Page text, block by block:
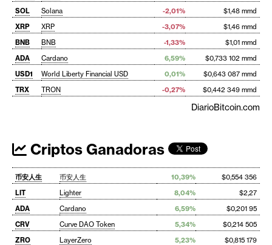
SOL
Solana -2,01%
$1,48 mmd
XRP
XRP -3,07%
$1,46 mmd
BNB
BNB -1,33%
$1,01 mmd
ADA
Cardano 6,59%
$0,733 102 mmd
USD1
World Liberty Financial USD 0,01%
$0,643 087 mmd
TRX
TRON -0,27% $0,442 349 mmd
DiarioBitcoin.com
Criptos Ganadoras
币安人生 币安人生 10,39%
$0,554 356
LIT
Lighter 8,04%
$2,27
ADA
Cardano 6,59%
$0,201 95
CRV
Curve DAO Token 5,34%
$0,214 505
ZRO
LayerZero 5,23%
$0,815 179